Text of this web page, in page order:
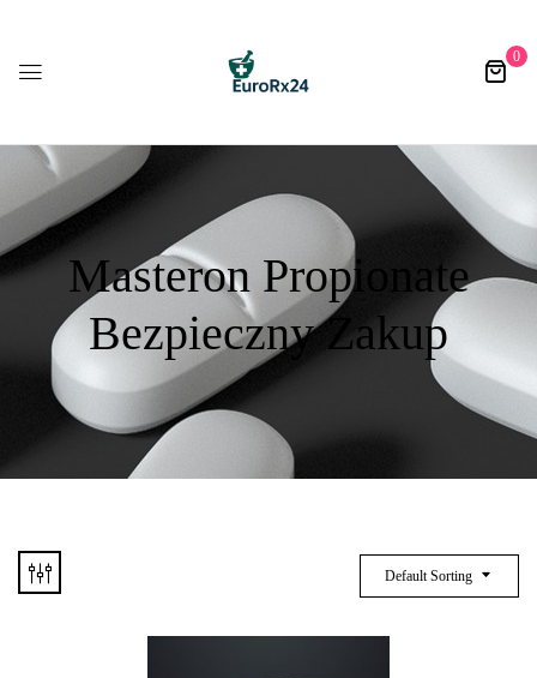
0
Masteron Propionate
Bezpieczny Zakup
Default Sorting